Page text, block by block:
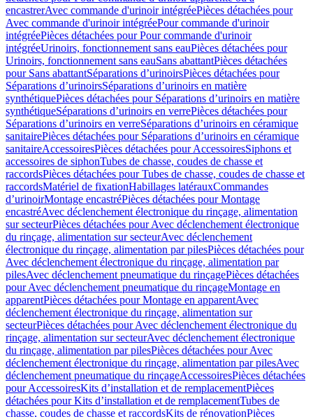
encastrerAvec commande d'urinoir intégréePièces détachées pour
Avec commande d'urinoir intégréePour commande d'urinoir
intégréePièces détachées pour Pour commande d'urinoir
intégréeUrinoirs, fonctionnement sans eauPièces détachées pour
Urinoirs, fonctionnement sans eauSans abattantPièces détachées
pour Sans abattantSéparations d’urinoirsPièces détachées pour
Séparations d’urinoirsSéparations d’urinoirs en matière
synthétiquePièces détachées pour Séparations d’urinoirs en matière
synthétiqueSéparations d’urinoirs en verrePièces détachées pour
Séparations d’urinoirs en verreSéparations d’urinoirs en céramique
sanitairePièces détachées pour Séparations d’urinoirs en céramique
sanitaireAccessoiresPièces détachées pour AccessoiresSiphons et
accessoires de siphonTubes de chasse, coudes de chasse et
raccordsPièces détachées pour Tubes de chasse, coudes de chasse et
raccordsMatériel de fixationHabillages latérauxCommandes
dʼurinoirMontage encastréPièces détachées pour Montage
encastréAvec déclenchement électronique du rinçage, alimentation
sur secteurPièces détachées pour Avec déclenchement électronique
du rinçage, alimentation sur secteurAvec déclenchement
électronique du rinçage, alimentation par pilesPièces détachées pour
Avec déclenchement électronique du rinçage, alimentation par
pilesAvec déclenchement pneumatique du rinçagePièces détachées
pour Avec déclenchement pneumatique du rinçageMontage en
apparentPièces détachées pour Montage en apparentAvec
déclenchement électronique du rinçage, alimentation sur
secteurPièces détachées pour Avec déclenchement électronique du
rinçage, alimentation sur secteurAvec déclenchement électronique
du rinçage, alimentation par pilesPièces détachées pour Avec
déclenchement électronique du rinçage, alimentation par pilesAvec
déclenchement pneumatique du rinçageAccessoiresPièces détachées
pour AccessoiresKits d’installation et de remplacementPièces
détachées pour Kits d’installation et de remplacementTubes de
chasse, coudes de chasse et raccordsKits de rénovationPièces